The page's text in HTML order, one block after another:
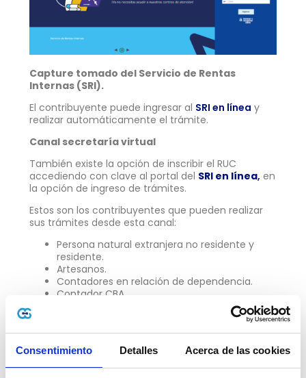
Consentimiento Detalles Acerca de las cookies
Capture tomado del Servicio de Rentas
Internas (SRI).
El contribuyente puede ingresar al SRI en línea y
realizar automáticamente el trámite.
Canal secretaría virtual
También existe la opción de inscribir el RUC
accediendo con clave al portal del SRI en línea, en
la opción de ingreso de trámites.
Estos son los contribuyentes que pueden realizar
sus trámites desde esta canal:
Persona natural extranjera no residente y
residente.
Artesanos.
Contadores en relación de dependencia.
Contador CBA.
Actividades educativas.
Menores no emancipados y emancipados.
Notarios.
Transportistas.